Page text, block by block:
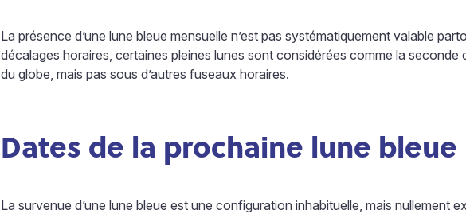
La présence d’une lune bleue mensuelle n’est pas systématiquement valable
décalages horaires, certaines pleines lunes sont considérées comme la seconde
du globe, mais pas sous d’autres fuseaux horaires.
Dates de la prochaine lune bleue
La survenue d’une lune bleue est une configuration inhabituelle, mais nullement